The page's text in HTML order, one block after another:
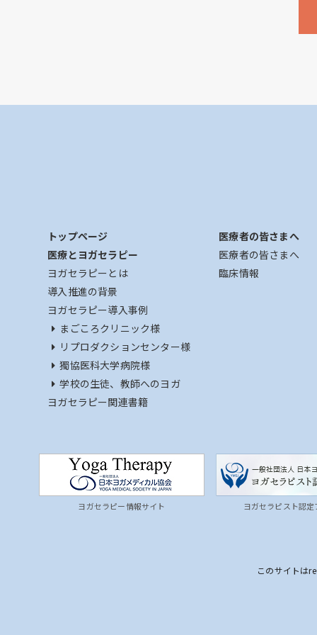
トップページ
医療とヨガセラピー
ヨガセラピーとは
導入推進の背景
ヨガセラピー導入事例
まごころクリニック様
リプロダクションセンター様
獨協医科大学病院様
学校の生徒、教師へのヨガ
ヨガセラピー関連書籍
医療者の皆さまへ
医療者の皆さまへ
臨床情報
ヨガセラピー情報サイト ヨガセラピスト認定
このサイトは